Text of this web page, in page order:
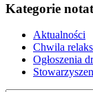
Kategorie
Aktualności
Chwila
Ogłoszenia